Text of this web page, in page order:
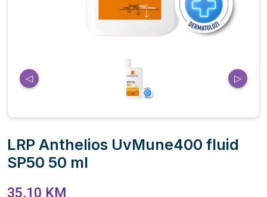
◁ ▷
LRP Anthelios UvMune400 fluid
SP50 50 ml
35,10 KM